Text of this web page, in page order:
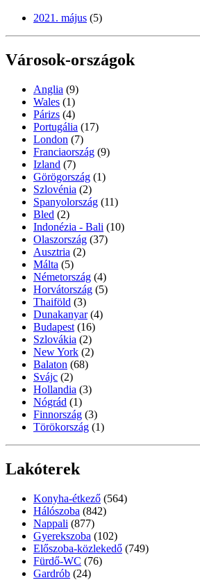
2021. május (5)
Városok-országok
Anglia (9)
Wales (1)
Párizs (4)
Portugália (17)
London (7)
Franciaország (9)
Izland (7)
Görögország (1)
Szlovénia (2)
Spanyolország (11)
Bled (2)
Indonézia - Bali (10)
Olaszország (37)
Ausztria (2)
Málta (5)
Németország (4)
Horvátország (5)
Thaiföld (3)
Dunakanyar (4)
Budapest (16)
Szlovákia (2)
New York (2)
Balaton (68)
Svájc (2)
Hollandia (3)
Nógrád (1)
Finnország (3)
Törökország (1)
Lakóterek
Konyha-étkező (564)
Hálószoba (842)
Nappali (877)
Gyerekszoba (102)
Előszoba-közlekedő (749)
Fürdő-WC (76)
Gardrób (24)